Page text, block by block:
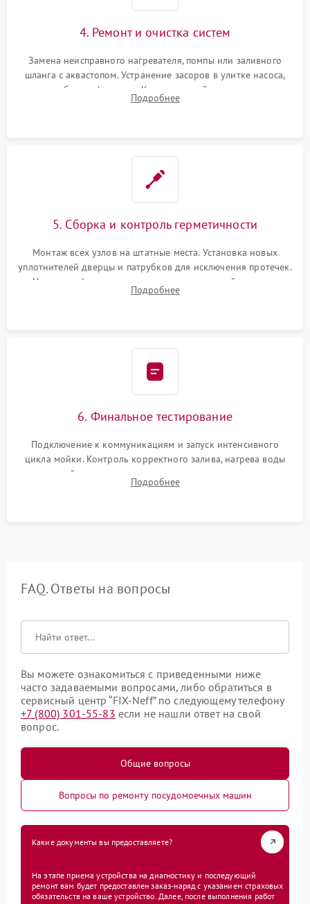
4. Ремонт и очистка систем
Замена неисправного нагревателя, помпы или заливного
шланга с аквастопом. Устранение засоров в улитке насоса,
патрубках и фильтрах. Компонентный ремонт платы
управления, восстановление поврежденной проводки.
Подробнее
5. Сборка и контроль герметичности
Монтаж всех узлов на штатные места. Установка новых
уплотнителей дверцы и патрубков для исключения протечек.
Надежная фиксация хомутов гидравлической системы,
сборка корпуса и установка датчика поплавка.
Подробнее
6. Финальное тестирование
Подключение к коммуникациям и запуск интенсивного
цикла мойки. Контроль корректного залива, нагрева воды
до нужной температуры, отсутствия посторонних шумов,
штатного слива и абсолютной сухости в поддоне.
Подробнее
FAQ. Ответы на вопросы
Вы можете ознакомиться с приведенными ниже
часто задаваемыми вопросами, либо обратиться в
сервисный центр “FIX-Neff” по следующему телефону
+7 (800) 301-55-83 если не нашли ответ на свой
вопрос.
Общие вопросы
Вопросы по ремонту посудомоечных машин
Какие документы вы предоставляете?
На этапе приема устройства на диагностику и последующий
ремонт вам будет предоставлен заказ-наряд с указанием страховых
обязательств на ваше устройство. Далее, после выполнения работ